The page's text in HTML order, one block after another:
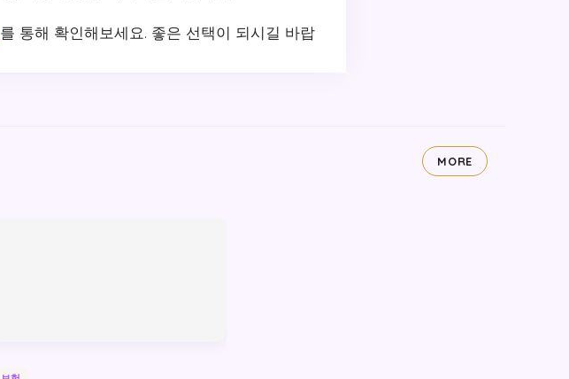
를 통해 확인해보세요. 좋은 선택이 되시길 바랍
MORE